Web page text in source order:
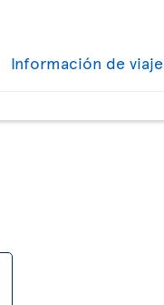
Información de viaje